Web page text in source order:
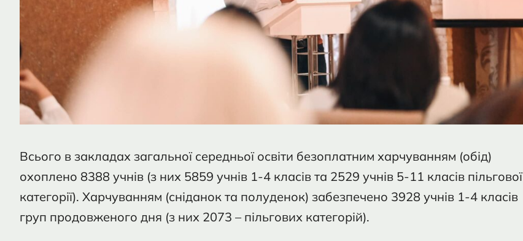
Всього в закладах загальної середньої освіти безоплатним харчуванням (обід)
охоплено 8388 учнів (з них 5859 учнів 1-4 класів та 2529 учнів 5-11 класів пільгової
категорії). Харчуванням (сніданок та полуденок) забезпечено 3928 учнів 1-4 класів
груп продовженого дня (з них 2073 – пільгових категорій).